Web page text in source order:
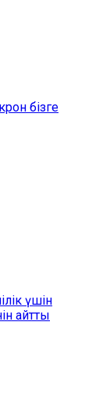
бізге
үшін
айтты